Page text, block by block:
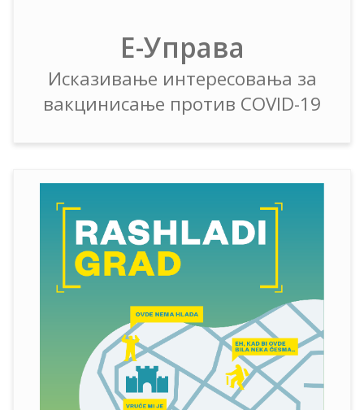
Е-Управа
Исказивање интересовања за
вакцинисање против COVID-19